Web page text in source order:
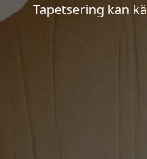
Tapetsering kan